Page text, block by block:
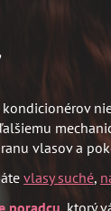
vlasov a
vlasy suché,
poradcu, ktorý